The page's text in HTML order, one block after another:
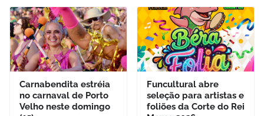
Carnabendita estréia
no carnaval de Porto
Velho neste domingo
Funcultural abre
seleção para artistas e
foliões da Corte do Rei